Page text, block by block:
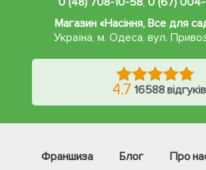
Магазин «Насіння, Все для
Україна, м. Одеса,вул.
4.7 16588 відгуків
Франшиза Блог Про